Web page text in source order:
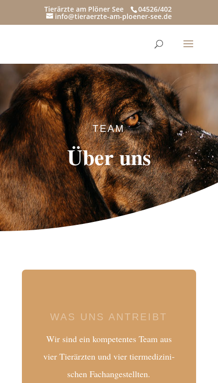
Tierärzte am Plöner See 04526/402
info@tieraerzte-am-ploener-see.de
TEAM
Über uns
WAS UNS ANTREIBT
Wir sind ein kompe­ten­tes Team aus
vier Tier­ärz­ten und vier tier­me­di­zi­ni­
schen Fachangestellten.